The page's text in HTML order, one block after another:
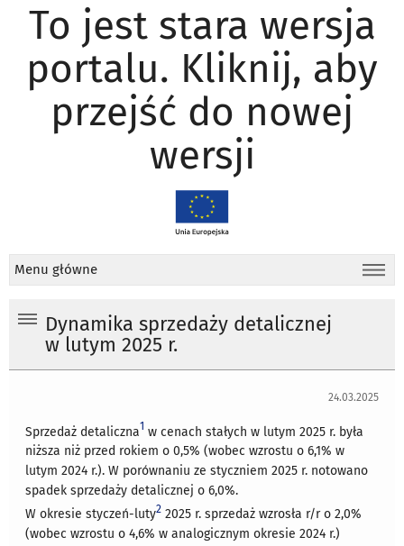
To jest stara wersja
portalu. Kliknij, aby
przejść do nowej
wersji
Menu główne
Dynamika sprzedaży detalicznej
w lutym 2025 r.
24.03.2025
Sprzedaż detaliczna1 w cenach stałych w lutym 2025 r. była
niższa niż przed rokiem o 0,5% (wobec wzrostu o 6,1% w
lutym 2024 r.). W porównaniu ze styczniem 2025 r. notowano
spadek sprzedaży detalicznej o 6,0%.
W okresie styczeń-luty2 2025 r. sprzedaż wzrosła r/r o 2,0%
(wobec wzrostu o 4,6% w analogicznym okresie 2024 r.)